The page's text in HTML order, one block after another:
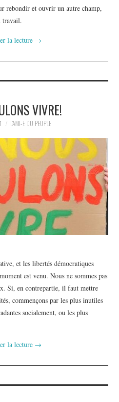
rebondir et ouvrir un autre champ,
travail.
la lecture →
VIVRE!
L'AMI-E DU PEUPLE
et les libertés démocratiques
est venu. Nous ne sommes pas
Si, en contrepartie, il faut mettre
commençons par les plus inutiles
socialement, ou les plus
la lecture →